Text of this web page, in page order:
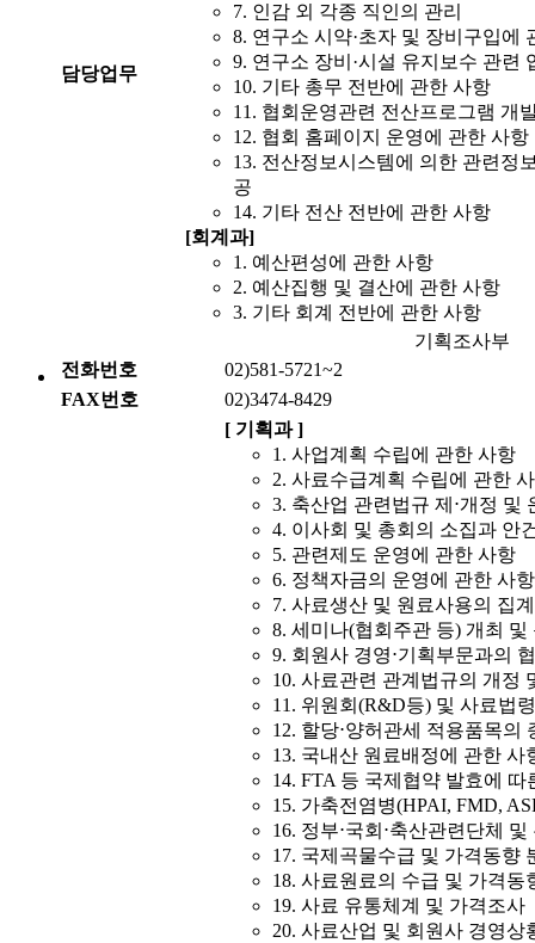
담당업무
7. 인감 외 각종 직인의 관리
8. 연구소 시약·초자 및 장비구입에
9. 연구소 장비·시설 유지보수 관련
10. 기타 총무 전반에 관한 사항
11. 협회운영관련 전산프로그램 개
12. 협회 홈페이지 운영에 관한 사항
13. 전산정보시스템에 의한 관련정
공
14. 기타 전산 전반에 관한 사항
[회계과]
1. 예산편성에 관한 사항
2. 예산집행 및 결산에 관한 사항
3. 기타 회계 전반에 관한 사항
기획조사부
전화번호
02)581-5721~2
FAX번호
02)3474-8429
[ 기획과 ]
1. 사업계획 수립에 관한 사항
2. 사료수급계획 수립에 관한
3. 축산업 관련법규 제⋅개정 및
4. 이사회 및 총회의 소집과 안
5. 관련제도 운영에 관한 사항
6. 정책자금의 운영에 관한 사항
7. 사료생산 및 원료사용의 집
8. 세미나(협회주관 등) 개최
9. 회원사 경영⋅기획부문과의
10. 사료관련 관계법규의 개정
11. 위원회(R&D등) 및 사료법
12. 할당⋅양허관세 적용품목의
13. 국내산 원료배정에 관한 사
14. FTA 등 국제협약 발효에
15. 가축전염병(HPAI, FMD,
16. 정부⋅국회⋅축산관련단체
17. 국제곡물수급 및 가격동향
18. 사료원료의 수급 및 가격동
19. 사료 유통체계 및 가격조사
20. 사료산업 및 회원사 경영상